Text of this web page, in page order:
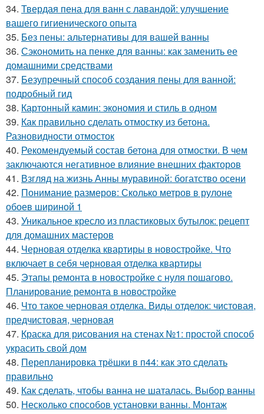
34. Твердая пена для ванн с лавандой: улучшение
вашего гигиенического опыта
35. Без пены: альтернативы для вашей ванны
36. Сэкономить на пенке для ванны: как заменить ее
домашними средствами
37. Безупречный способ создания пены для ванной:
подробный гид
38. Картонный камин: экономия и стиль в одном
39. Как правильно сделать отмостку из бетона.
Разновидности отмосток
40. Рекомендуемый состав бетона для отмостки. В чем
заключаются негативное влияние внешних факторов
41. Взгляд на жизнь Анны муравиной: богатство осени
42. Понимание размеров: Сколько метров в рулоне
обоев шириной 1
43. Уникальное кресло из пластиковых бутылок: рецепт
для домашних мастеров
44. Черновая отделка квартиры в новостройке. Что
включает в себя черновая отделка квартиры
45. Этапы ремонта в новостройке с нуля пошагово.
Планирование ремонта в новостройке
46. Что такое черновая отделка. Виды отделок: чистовая,
предчистовая, черновая
47. Краска для рисования на стенах №1: простой способ
украсить свой дом
48. Перепланировка трёшки в п44: как это сделать
правильно
49. Как сделать, чтобы ванна не шаталась. Выбор ванны
50. Несколько способов установки ванны. Монтаж